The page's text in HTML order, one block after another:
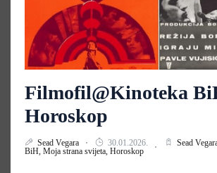
Filmofil@Kinoteka
Horoskop
Sead Vegara 30.01.2026. Sead
BiH, Moja strana svijeta, Horoskop